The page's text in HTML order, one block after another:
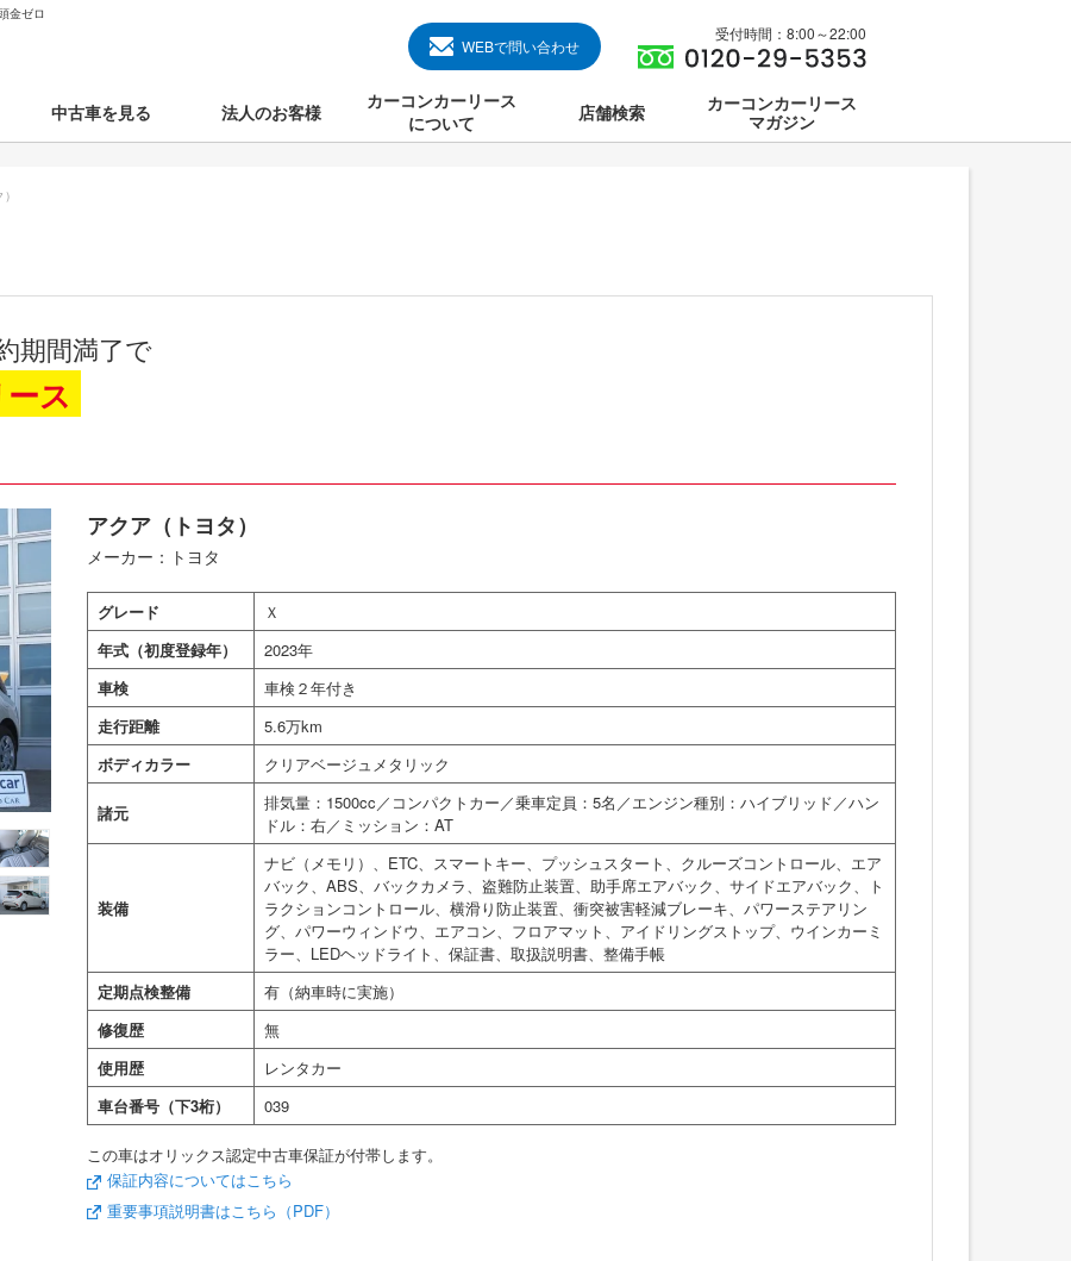
金ゼロ
WEBで問い合わせ
受付時間：8:00～22:00
ルマを見る
中古車を見る 法人のお客様
カーコンカーリース
について
店舗検索
カーコンカーリース
マガジン
期間満了で
ス
アクア（トヨタ）
メーカー：トヨタ
グレード
Ｘ
年式（初度登録年）
2023年
車検
車検２年付き
走行距離
5.6万km
ボディカラー
クリアベージュメタリック
諸元
排気量：1500cc／コンパクトカー／乗車定員：5名／エンジン種別：ハイブリッド／ハン
ドル：右／ミッション：AT
装備
ナビ（メモリ）、ETC、スマートキー、プッシュスタート、クルーズコントロール、エア
バック、ABS、バックカメラ、盗難防止装置、助手席エアバック、サイドエアバック、ト
ラクションコントロール、横滑り防止装置、衝突被害軽減ブレーキ、パワーステアリン
グ、パワーウィンドウ、エアコン、フロアマット、アイドリングストップ、ウインカーミ
ラー、LEDヘッドライト、保証書、取扱説明書、整備手帳
定期点検整備
有（納車時に実施）
修復歴
無
使用歴
レンタカー
車台番号（下3桁）
039
この車はオリックス認定中古車保証が付帯します。
保証内容についてはこちら
重要事項説明書はこちら（PDF）